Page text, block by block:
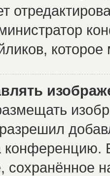
конференцию.
сохранённое